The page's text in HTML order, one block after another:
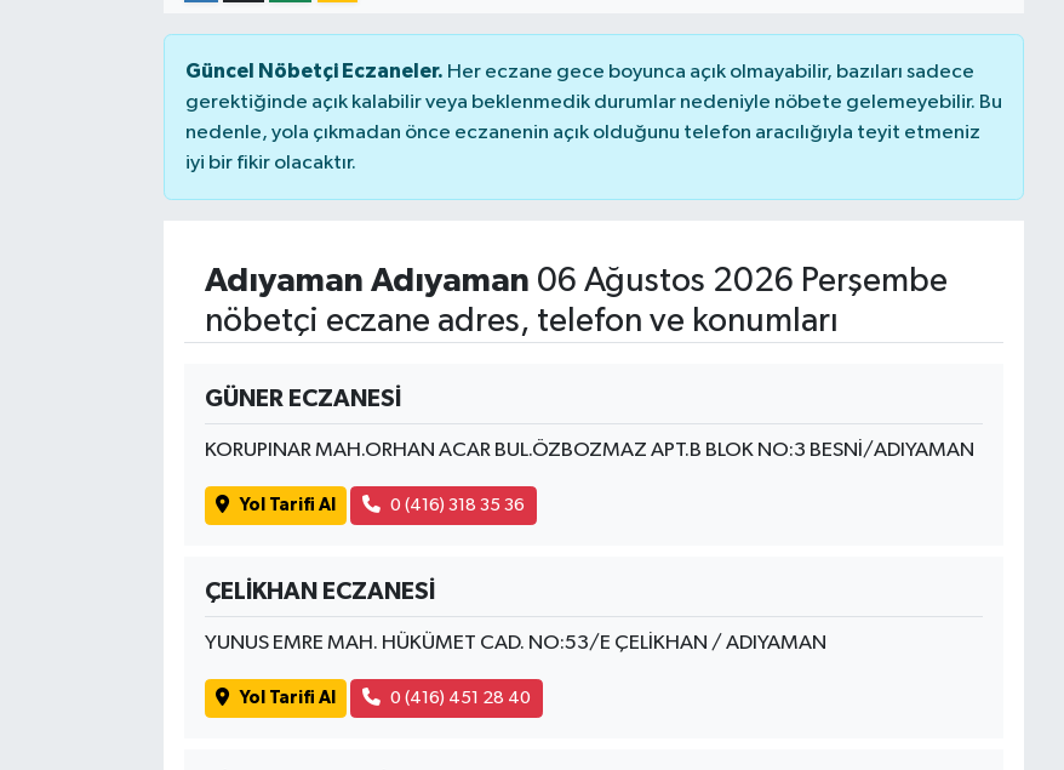
Güncel Nöbetçi Eczaneler. Her eczane gece boyunca açık olmayabilir, bazıları sadece
gerektiğinde açık kalabilir veya beklenmedik durumlar nedeniyle nöbete gelemeyebilir. Bu
nedenle, yola çıkmadan önce eczanenin açık olduğunu telefon aracılığıyla teyit etmeniz
iyi bir fikir olacaktır.
Adıyaman Adıyaman 06 Ağustos 2026 Perşembe
nöbetçi eczane adres, telefon ve konumları
GÜNER ECZANESİ
KORUPINAR MAH.ORHAN ACAR BUL.ÖZBOZMAZ APT.B BLOK NO:3 BESNİ/ADIYAMAN
Yol Tarifi Al 0 (416) 318 35 36
ÇELİKHAN ECZANESİ
YUNUS EMRE MAH. HÜKÜMET CAD. NO:53/E ÇELİKHAN / ADIYAMAN
Yol Tarifi Al 0 (416) 451 28 40